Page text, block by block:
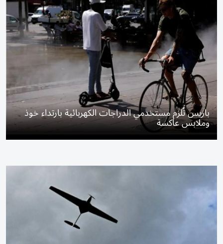
باريس تُلزم مستخدمي الدراجات الكهربائية بارتداء خوذ
وملابس عاكسة